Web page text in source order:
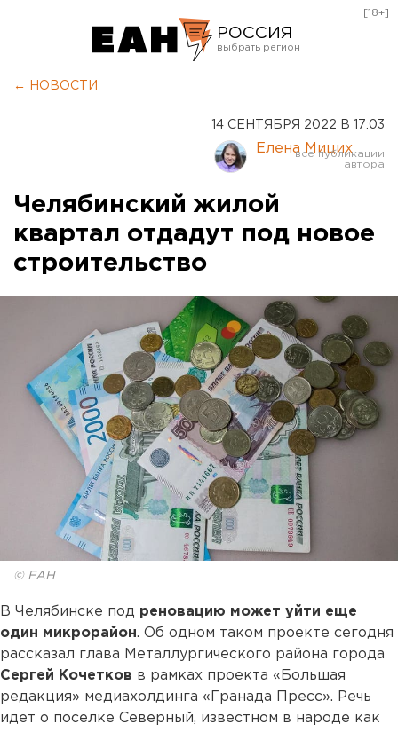
РОССИЯ
Курган
Оренбург
[18+]
← НОВОСТИ
14 СЕНТЯБРЯ 2022 В 17:03
Елена Мицих
Челябинский жилой
квартал отдадут под новое
строительство
© ЕАН
В Челябинске под реновацию может уйти еще
один микрорайон. Об одном таком проекте сегодня
рассказал глава Металлургического района города
Сергей Кочетков в рамках проекта «Большая
редакция» медиахолдинга «Гранада Пресс». Речь
идет о поселке Северный, известном в народе как